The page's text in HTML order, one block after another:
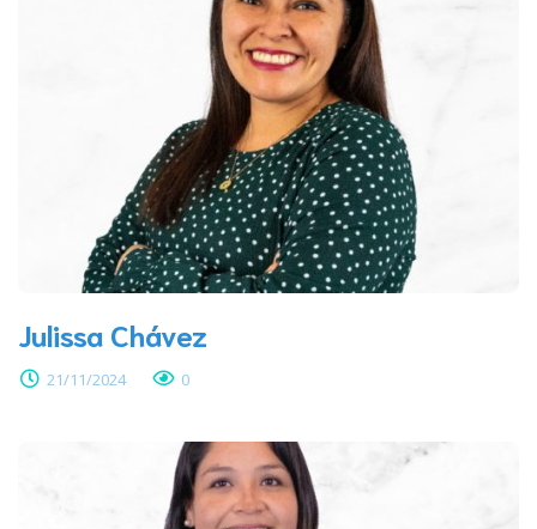
Julissa Chávez
21/11/2024 0